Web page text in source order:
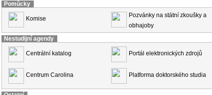
Pomůcky
Komise
Pozvánky na státní zkoušky a
obhajoby
Nestudijní agendy
Centrální katalog Portál elektronických zdrojů
Centrum Carolina Platforma doktorského studia